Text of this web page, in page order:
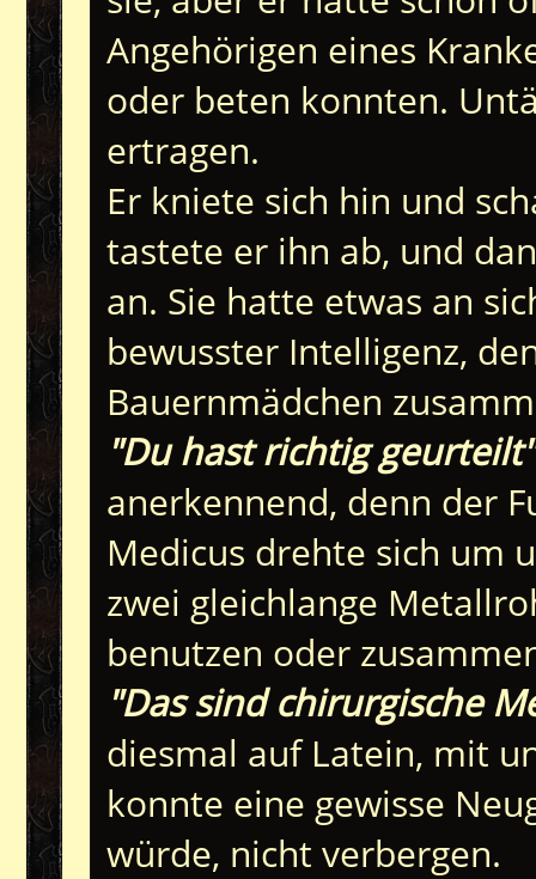
Angehörigen eines
oder beten konnten.
ertragen.
Er kniete sich hin und
tastete er ihn ab, und
an. Sie hatte etwas an
bewusster Intelligenz,
Bauernmädchen
"Du hast richtig geurteilt"
anerkennend, denn der
Medicus drehte sich um
zwei gleichlange
benutzen oder
"Das sind chirurgische
diesmal auf Latein, mit
konnte eine gewisse
würde, nicht verbergen.